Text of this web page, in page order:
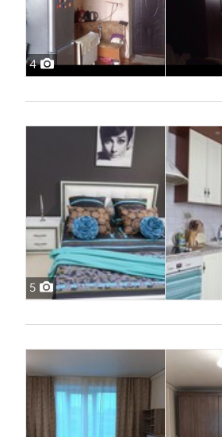
4
5